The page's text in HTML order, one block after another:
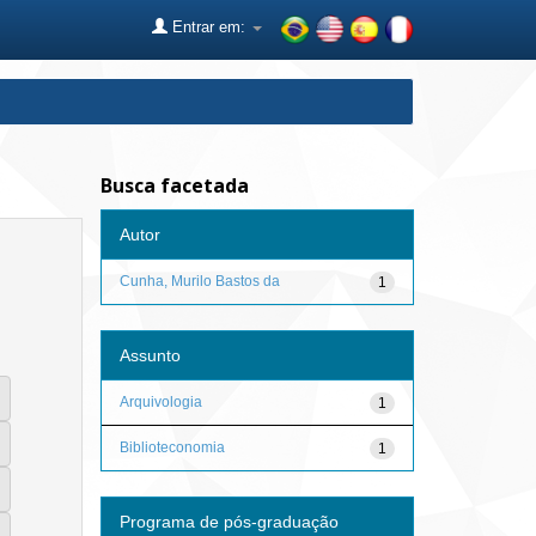
Entrar em:
Busca facetada
Autor
1
Cunha, Murilo Bastos da
Assunto
1
Arquivologia
1
Biblioteconomia
Programa de pós-graduação